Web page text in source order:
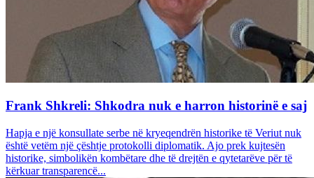
Frank Shkreli: Shkodra nuk e harron historinë e saj
Hapja e një konsullate serbe në kryeqendrën historike të Veriut nuk
është vetëm një çështje protokolli diplomatik. Ajo prek kujtesën
historike, simbolikën kombëtare dhe të drejtën e qytetarëve për të
kërkuar transparencë...